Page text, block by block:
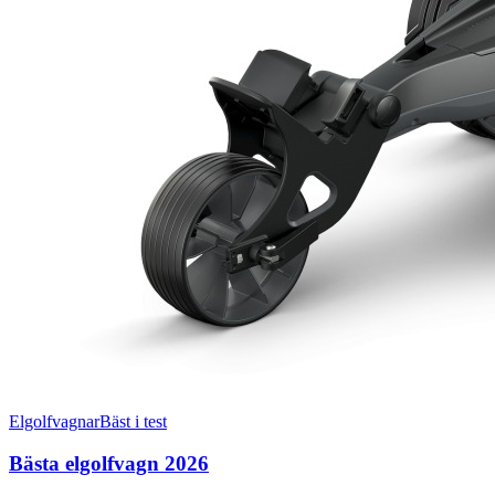
ElgolfvagnarBäst i test
Bästa elgolfvagn 2026